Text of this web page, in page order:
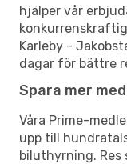
hjälper vår
Karleby -
dagar för bättre
Spara mer
Våra Prime-
upp till
biluthyrning. Res